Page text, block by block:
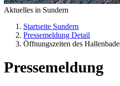
Aktuelles in Sundern
Startseite Sundern
Pressemeldung Detail
Öffnungszeiten des
Pressemeldung